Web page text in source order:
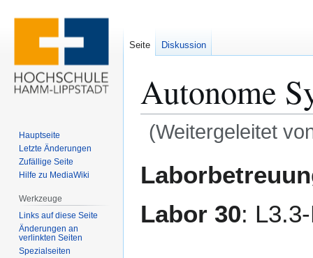
Autonome
(Weitergeleitet
Navigation
Suche
Labor 30:
Seite Diskussion
Hauptseite
Letzte Änderungen
Zufällige Seite
Hilfe zu MediaWiki
Werkzeuge
Links auf diese Seite
Änderungen an
verlinkten Seiten
Spezialseiten